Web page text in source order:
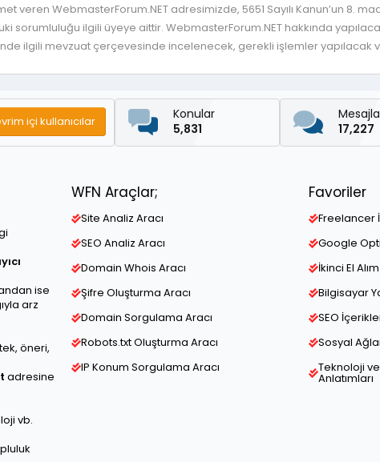
veren WebmasterForum.NET adresimizde, 5651 Sayılı Kanun’un 8.
sorumluluğu ilgili üyeye aittir. WebmasterForum.NET hakkında
ilgili mevzuat çerçevesinde incelenecek, gerekli işlemler yapılacak
içi kullanıcılar
Konular
5,831
17,227
ise
arz
öneri,
adresine
vb.
WFN Araçlar;
Site Analiz Aracı
SEO Analiz Aracı
Domain Whois Aracı
Şifre Oluşturma Aracı
Domain Sorgulama Aracı
Robots.txt Oluşturma Aracı
IP Konum Sorgulama Aracı
Favoriler
Freelancer
Google
İkinci El
Bilgisayar
SEO
Sosyal
Teknoloji
Anlatımları